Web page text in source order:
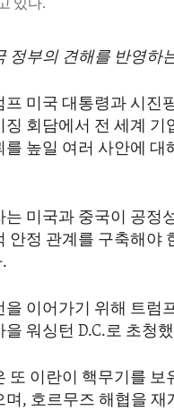
있다.
정부의 견해를 반영하
프 미국 대통령과 시진
징 회담에서 전 세계 기
를 높일 여러 사안에 대
는 미국과 중국이 공정
안정 관계를 구축해야
을 이어가기 위해 트럼
을 워싱턴 D.C.로 초청
또 이란이 핵무기를 보
며, 호르무즈 해협을 재